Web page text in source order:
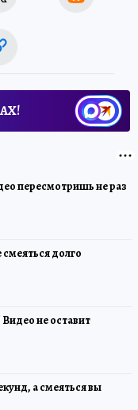
пересмотришь не раз
долго
не оставит
а смеяться вы